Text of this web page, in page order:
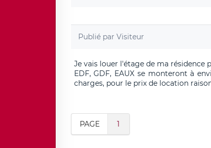
Publié par Visiteur
Je vais louer l'étage de ma résidence
EDF, GDF, EAUX se monteront à
charges, pour le prix de location
PAGE 1